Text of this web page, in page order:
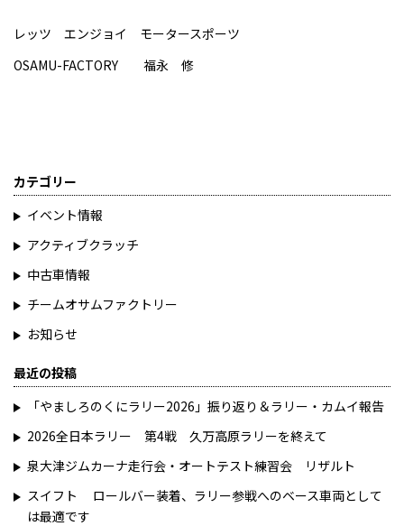
レッツ エンジョイ モータースポーツ
OSAMU-FACTORY 福永 修
カテゴリー
イベント情報
アクティブクラッチ
中古車情報
チームオサムファクトリー
お知らせ
最近の投稿
「やましろのくにラリー2026」振り返り＆ラリー・カムイ報告
2026全日本ラリー 第4戦 久万高原ラリーを終えて
泉大津ジムカーナ走行会・オートテスト練習会 リザルト
スイフト ロールバー装着、ラリー参戦へのベース車両として
は最適です